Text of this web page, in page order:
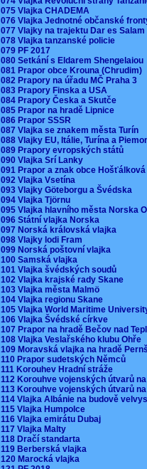
075 Vlajka CHADEMA
076 Vlajka Jednotné občanské
077 Vlajky na trajektu Dar es Salam
078 Vlajka tanzanské policie
079 PF 2017
080 Setkání s Eldarem Shengelaiou
081 Prapor obce Krouna (Chrudim)
082 Prapory na úřadu MČ Praha 3
083 Prapory Finska a USA
084 Prapory Česka a Skutče
085 Prapor na hradě Lipnice
086 Prapor SSSR
087 Vlajka se znakem města Turín
088 Vlajky EU, Itálie, Turína a
089 Prapory evropských států
090 Vlajka Srí Lanky
091 Prapor a znak obce Hošťálková
092 Vlajka Vsetína
093 Vlajky Göteborgu a Švédska
094 Vlajka Tjörnu
095 Vlajka hlavního města Norska
096 Státní vlajka Norska
097 Norská královská vlajka
098 Vlajky lodi Fram
099 Norská poštovní vlajka
100 Samská vlajka
101 Vlajka švédských soudů
102 Vlajka krajské rady Skane
103 Vlajka města Malmö
104 Vlajka regionu Skane
105 Vlajka World Maritime
106 Vlajka Švédské církve
107 Prapor na hradě Bečov nad
108 Vlajka Veslařského klubu Ohře
109 Moravská vlajka na hradě
110 Prapor sudetských Němců
111 Korouhev Hradní stráže
112 Korouhve vojenských útvarů na
113 Korouhve vojenských útvarů na
114 Vlajka Albánie na budově
115 Vlajka Humpolce
116 Vlajka emirátu Dubaj
117 Vlajka Malty
118 Dračí standarta
119 Berberská vlajka
120 Marocká vlajka